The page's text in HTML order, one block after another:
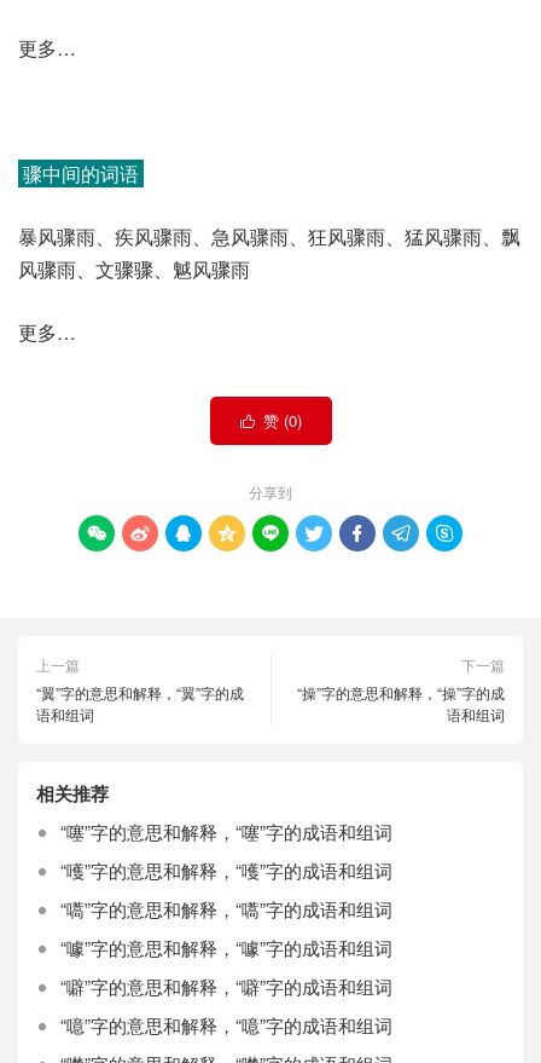
更多…
骤中间的词语
暴风骤雨、疾风骤雨、急风骤雨、狂风骤雨、猛风骤雨、飘
风骤雨、文骤骤、魆风骤雨
更多…
 赞 (0)
分享到
        
上一篇
“翼”字的意思和解释，“翼”字的成
语和组词
下一篇
“操”字的意思和解释，“操”字的成
语和组词
相关推荐
“噻”字的意思和解释，“噻”字的成语和组词
“嚄”字的意思和解释，“嚄”字的成语和组词
“嚆”字的意思和解释，“嚆”字的成语和组词
“噱”字的意思和解释，“噱”字的成语和组词
“噼”字的意思和解释，“噼”字的成语和组词
“噫”字的意思和解释，“噫”字的成语和组词